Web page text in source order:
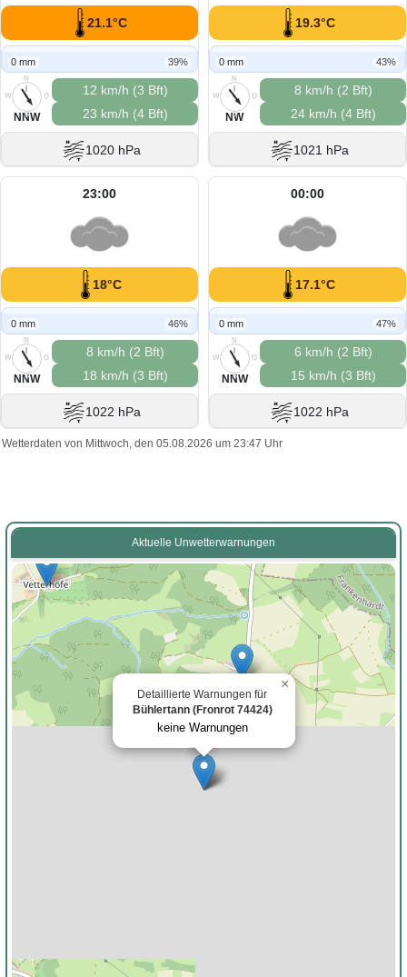
21.1°C
0 mm 39%
N
O
S
W
NNW
12 km/h (3 Bft)
23 km/h (4 Bft)
1020 hPa
19.3°C
0 mm 43%
N
O
S
W
NW
8 km/h (2 Bft)
24 km/h (4 Bft)
1021 hPa
23:00
18°C
0 mm 46%
N
O
S
W
NNW
8 km/h (2 Bft)
18 km/h (3 Bft)
1022 hPa
00:00
17.1°C
0 mm 47%
N
O
S
W
NNW
6 km/h (2 Bft)
15 km/h (3 Bft)
1022 hPa
Wetterdaten von Mittwoch, den 05.08.2026 um 23:47 Uhr
Aktuelle Unwetterwarnungen
Detaillierte Warnungen für
Bühlertann (Fronrot 74424)
keine Warnungen
×